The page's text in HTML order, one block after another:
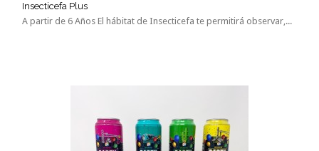
Insecticefa Plus
A partir de 6 Años El hábitat de Insecticefa te permitirá observar,...